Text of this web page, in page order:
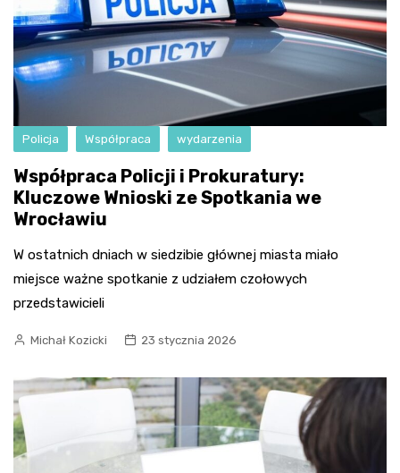
Policja Współpraca wydarzenia
Współpraca Policji i Prokuratury:
Kluczowe Wnioski ze Spotkania we
Wrocławiu
W ostatnich dniach w siedzibie głównej miasta miało
miejsce ważne spotkanie z udziałem czołowych
przedstawicieli
Michał Kozicki 23 stycznia 2026